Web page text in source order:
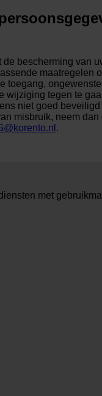
de bescherming van
maatregelen
toegang,
wijziging tegen te
niet goed
misbruik, neem dan
.
met